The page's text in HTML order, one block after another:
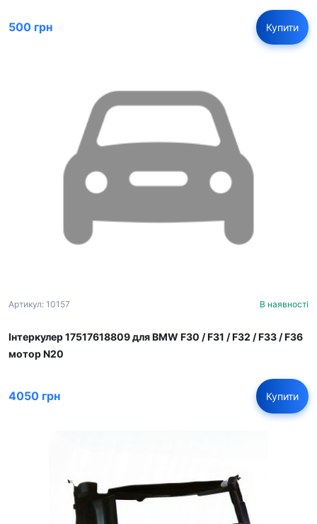
500 грн Купити
Артикул: 10157 В наявності
Інтеркулер 17517618809 для BMW F30 / F31 / F32 / F33 / F36
мотор N20
4050 грн Купити